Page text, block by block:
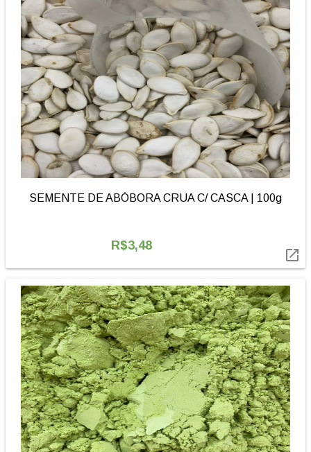
SEMENTE DE ABÓBORA CRUA C/ CASCA | 100g
R$3,48
